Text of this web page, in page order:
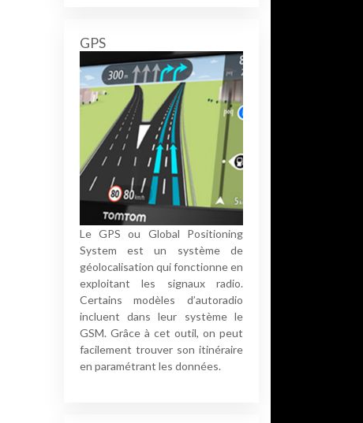
GPS
Le GPS ou Global Positioning
System est un système de
géolocalisation qui fonctionne en
exploitant les signaux radio.
Certains modèles d’autoradio
incluent dans leur système le
GSM. Grâce à cet outil, on peut
facilement trouver son itinéraire
en paramétrant les données.